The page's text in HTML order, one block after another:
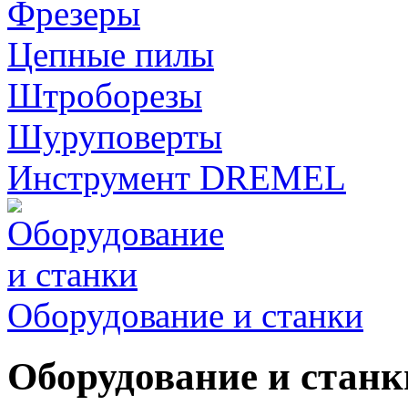
Фрезеры
Цепные пилы
Штроборезы
Шуруповерты
Инструмент DREMEL
Оборудование и станки
Оборудование и